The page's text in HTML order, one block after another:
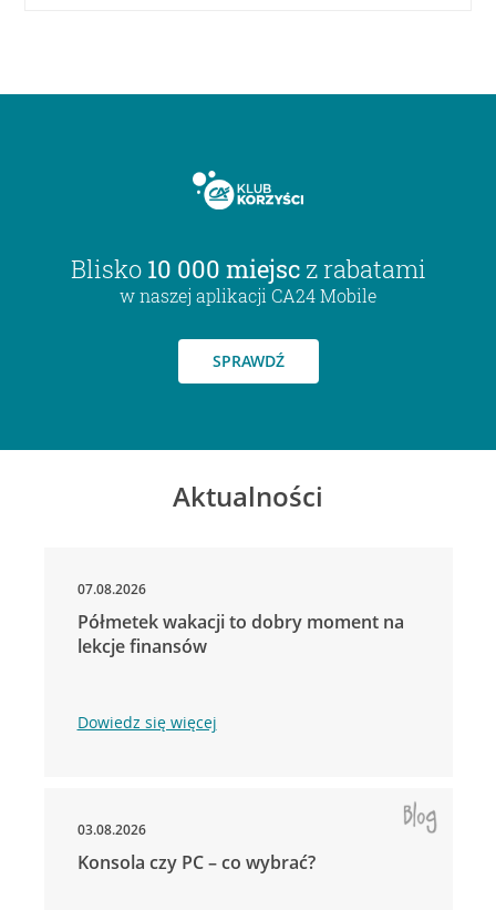
Blisko 10 000 miejsc z rabatami
w naszej aplikacji CA24 Mobile
SPRAWDŹ
Aktualności
07.08.2026
Półmetek wakacji to dobry moment na
lekcje finansów
Dowiedz się więcej
03.08.2026
Konsola czy PC – co wybrać?